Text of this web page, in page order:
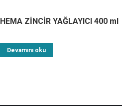
HEMA ZİNCİR YAĞLAYICI 400 ml
Devamını oku